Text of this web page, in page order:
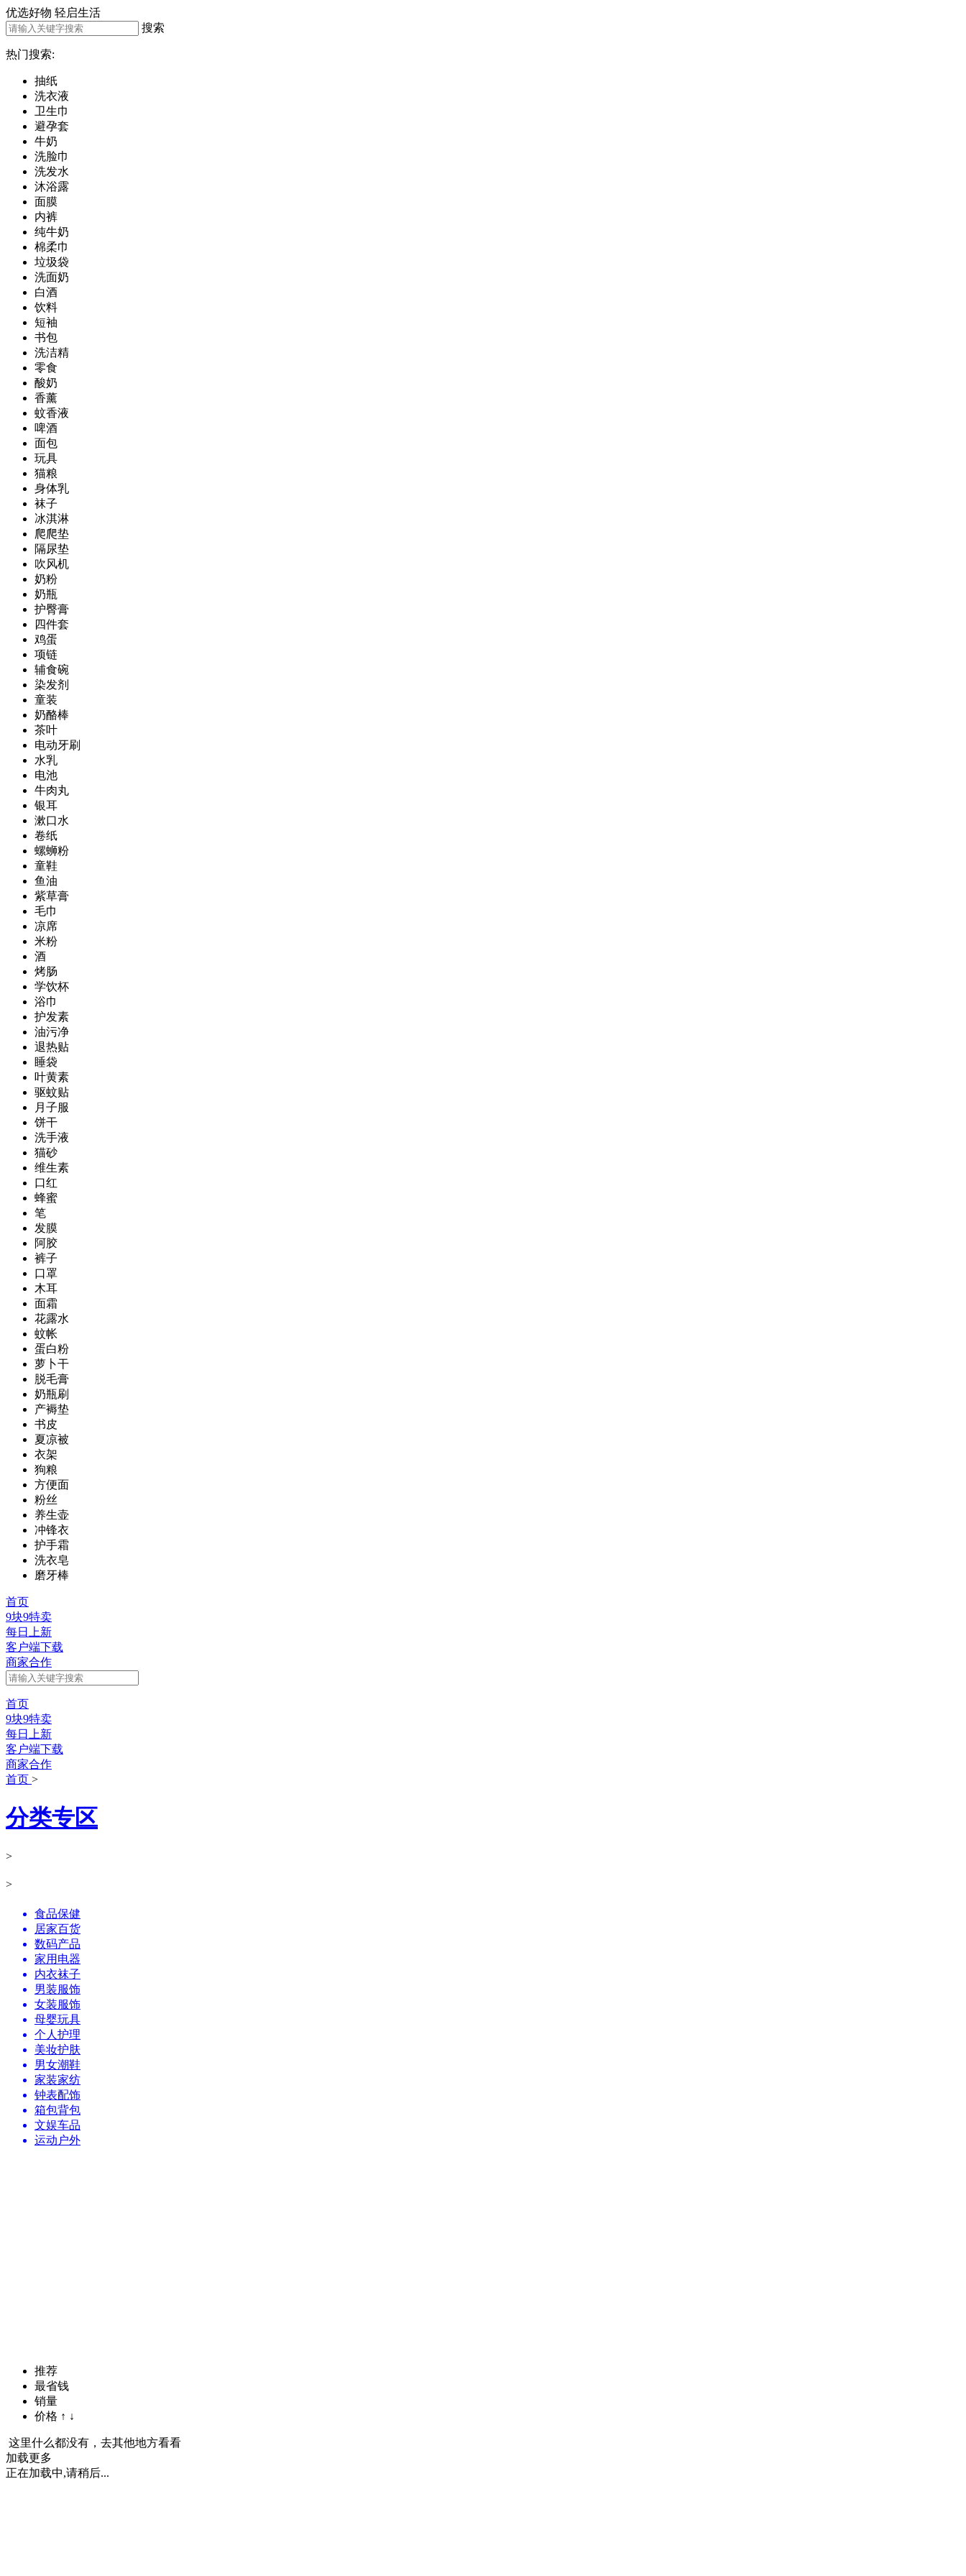
优选好物 轻启生活
搜索
热门搜索:
抽纸
洗衣液
卫生巾
避孕套
牛奶
洗脸巾
洗发水
沐浴露
面膜
内裤
纯牛奶
棉柔巾
垃圾袋
洗面奶
白酒
饮料
短袖
书包
洗洁精
零食
酸奶
香薰
蚊香液
啤酒
面包
玩具
猫粮
身体乳
袜子
冰淇淋
爬爬垫
隔尿垫
吹风机
奶粉
奶瓶
护臀膏
四件套
鸡蛋
项链
辅食碗
染发剂
童装
奶酪棒
茶叶
电动牙刷
水乳
电池
牛肉丸
银耳
漱口水
卷纸
螺蛳粉
童鞋
鱼油
紫草膏
毛巾
凉席
米粉
酒
烤肠
学饮杯
浴巾
护发素
油污净
退热贴
睡袋
叶黄素
驱蚊贴
月子服
饼干
洗手液
猫砂
维生素
口红
蜂蜜
笔
发膜
阿胶
裤子
口罩
木耳
面霜
花露水
蚊帐
蛋白粉
萝卜干
脱毛膏
奶瓶刷
产褥垫
书皮
夏凉被
衣架
狗粮
方便面
粉丝
养生壶
冲锋衣
护手霜
洗衣皂
磨牙棒
首页
9块9特卖
每日上新
客户端下载
商家合作
首页
9块9特卖
每日上新
客户端下载
商家合作
首页 >
分类专区
>
>
食品保健
居家百货
数码产品
家用电器
内衣袜子
男装服饰
女装服饰
母婴玩具
个人护理
美妆护肤
男女潮鞋
家装家纺
钟表配饰
箱包背包
文娱车品
运动户外
推荐
最省钱
销量
价格 ↑ ↓
这里什么都没有，去其他地方看看
加载更多
正在加载中,请稍后...